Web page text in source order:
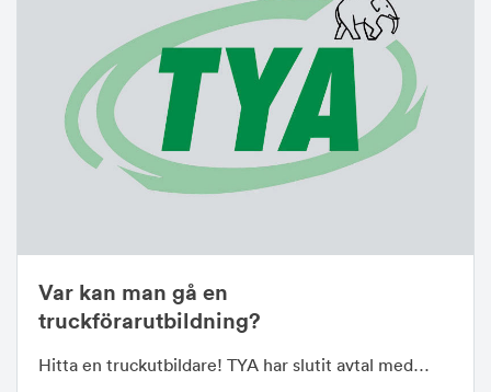
Var kan man gå en
truckförarutbildning?
Hitta en truckutbildare! TYA har slutit avtal med…